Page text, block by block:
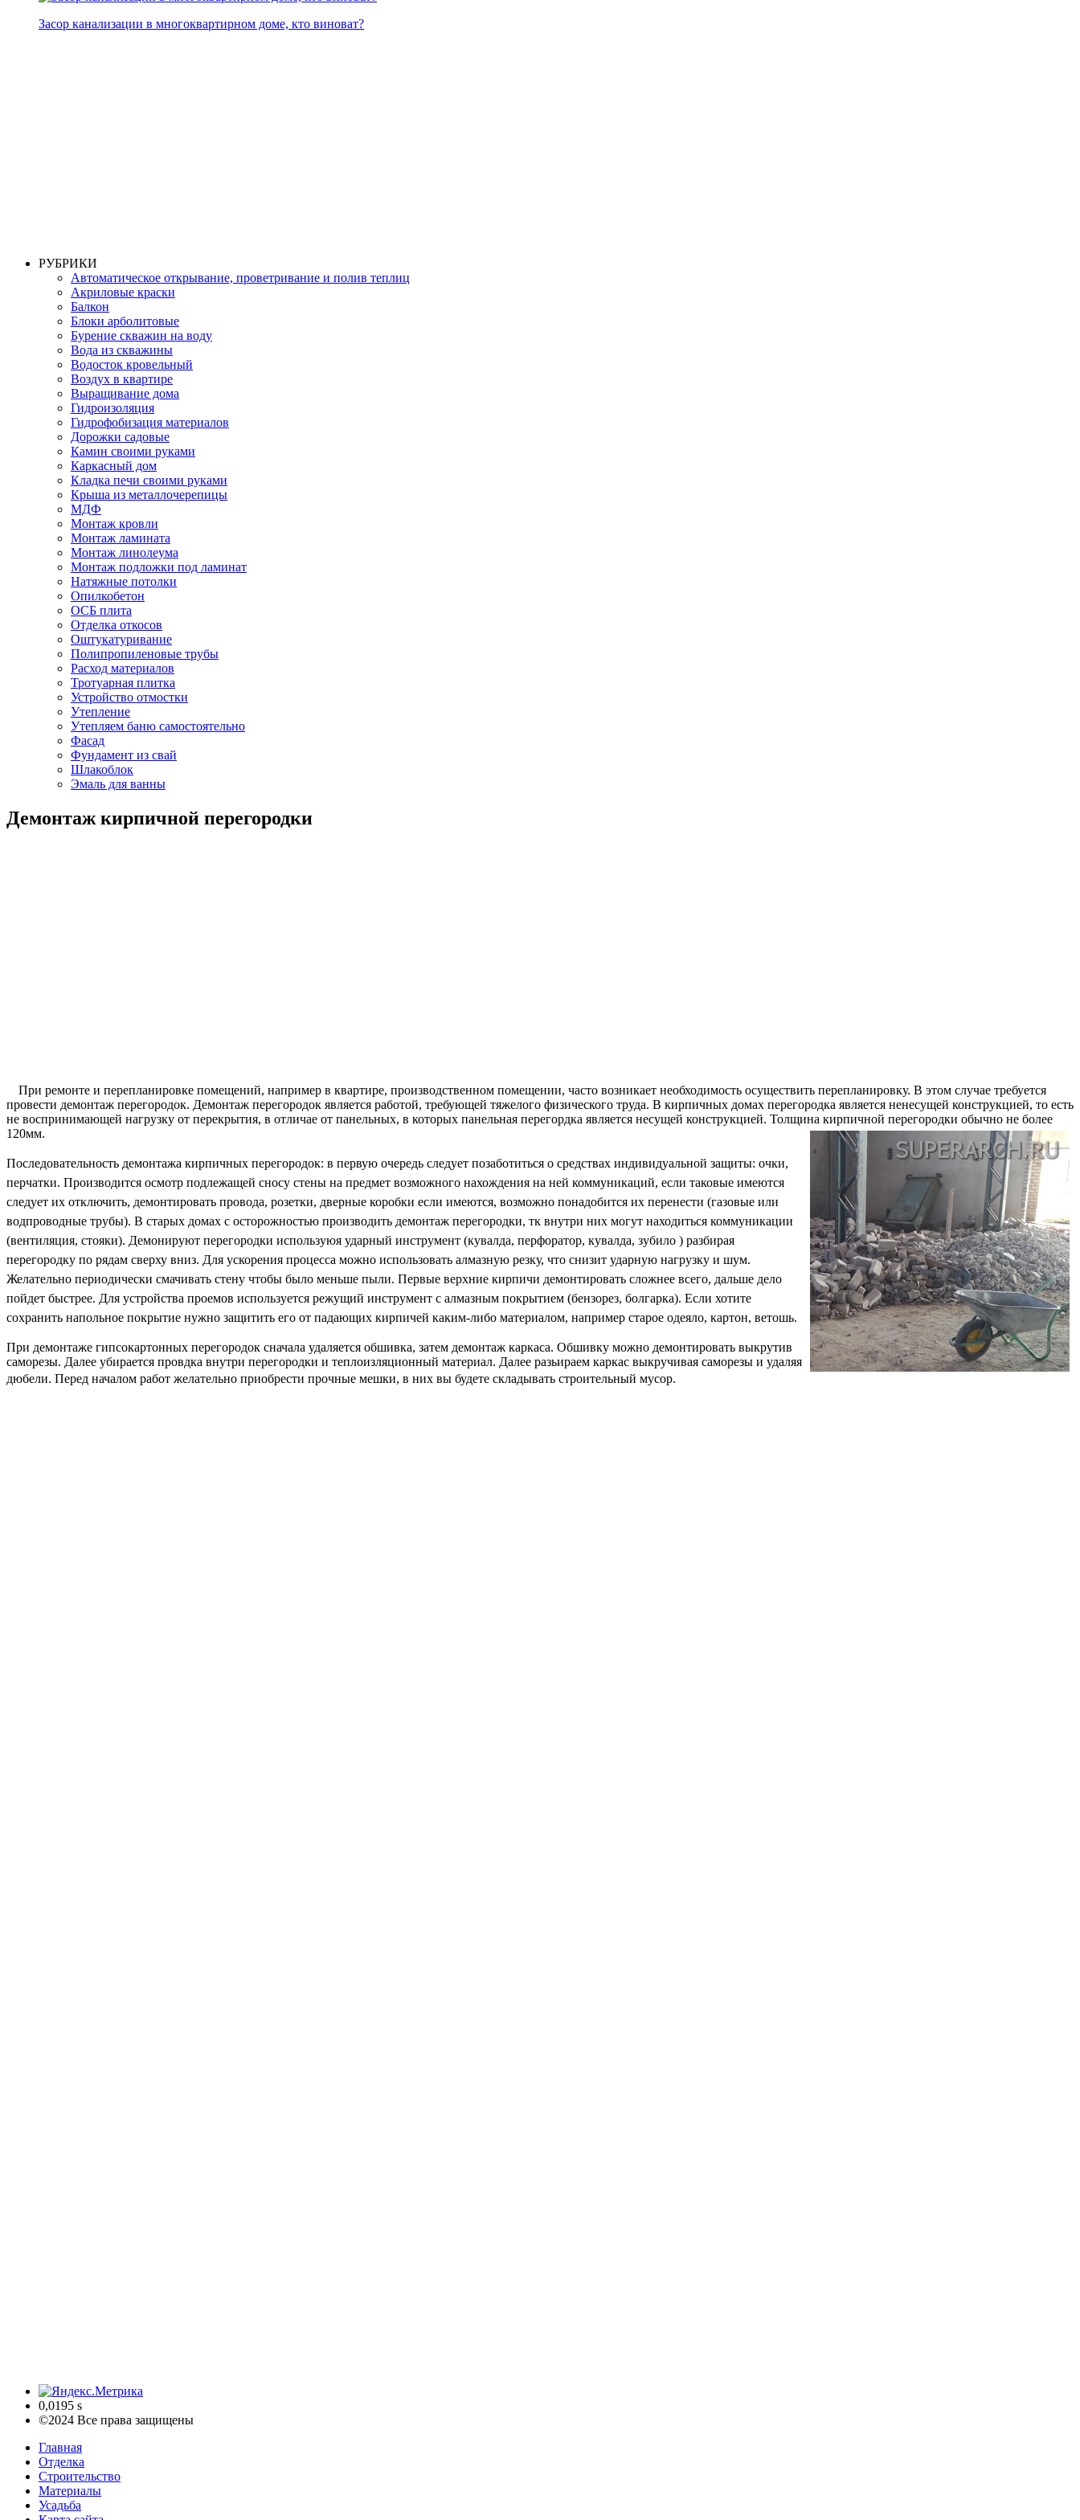
Засор канализации в многоквартирном доме, кто виноват?
РУБРИКИ
Автоматическое открывание, проветривание и полив теплиц
Акриловые краски
Балкон
Блоки арболитовые
Бурение скважин на воду
Вода из скважины
Водосток кровельный
Воздух в квартире
Выращивание дома
Гидроизоляция
Гидрофобизация материалов
Дорожки садовые
Камин своими руками
Каркасный дом
Кладка печи своими руками
Крыша из металлочерепицы
МДФ
Монтаж кровли
Монтаж ламината
Монтаж линолеума
Монтаж подложки под ламинат
Натяжные потолки
Опилкобетон
ОСБ плита
Отделка откосов
Оштукатуривание
Полипропиленовые трубы
Расход материалов
Тротуарная плитка
Устройство отмостки
Утепление
Утепляем баню самостоятельно
Фасад
Фундамент из свай
Шлакоблок
Эмаль для ванны
Демонтаж кирпичной перегородки
При ремонте и перепланировке помещений, например в квартире, производственном помещении, часто возникает необходимость осуществить перепланировку. В этом случае требуется
провести демонтаж перегородок. Демонтаж перегородок является работой, требующей тяжелого физического труда. В кирпичных домах перегородка является ненесущей конструкцией, то есть
не воспринимающей нагрузку от перекрытия, в отличае от панельных, в которых панельная перегордка является несущей конструкцией. Толщина кирпичной перегородки обычно не более
120мм.
Последовательность демонтажа кирпичных перегородок: в первую очередь следует позаботиться о средствах индивидуальной защиты: очки,
перчатки. Производится осмотр подлежащей сносу стены на предмет возможного нахождения на ней коммуникаций, если таковые имеются
следует их отключить, демонтировать провода, розетки, дверные коробки если имеются, возможно понадобится их перенести (газовые или
водпроводные трубы). В старых домах с осторожностью производить демонтаж перегородки, тк внутри них могут находиться коммуникации
(вентиляция, стояки). Демонируют перегородки используюя ударный инструмент (кувалда, перфоратор, кувалда, зубило ) разбирая
перегородку по рядам сверху вниз. Для ускорения процесса можно использовать алмазную резку, что снизит ударную нагрузку и шум.
Желательно периодически смачивать стену чтобы было меньше пыли. Первые верхние кирпичи демонтировать сложнее всего, дальше дело
пойдет быстрее. Для устройства проемов используется режущий инструмент с алмазным покрытием (бензорез, болгарка). Если хотите
сохранить напольное покрытие нужно защитить его от падающих кирпичей каким-либо материалом, например старое одеяло, картон, ветошь.
При демонтаже гипсокартонных перегородок сначала удаляется обшивка, затем демонтаж каркаса. Обшивку можно демонтировать выкрутив
саморезы. Далее убирается провдка внутри перегородки и теплоизляционный материал. Далее разьираем каркас выкручивая саморезы и удаляя
дюбели. Перед началом работ желательно приобрести прочные мешки, в них вы будете складывать строительный мусор.
0,0195 s
©2024 Все права защищены
Главная
Отделка
Строительство
Материалы
Усадьба